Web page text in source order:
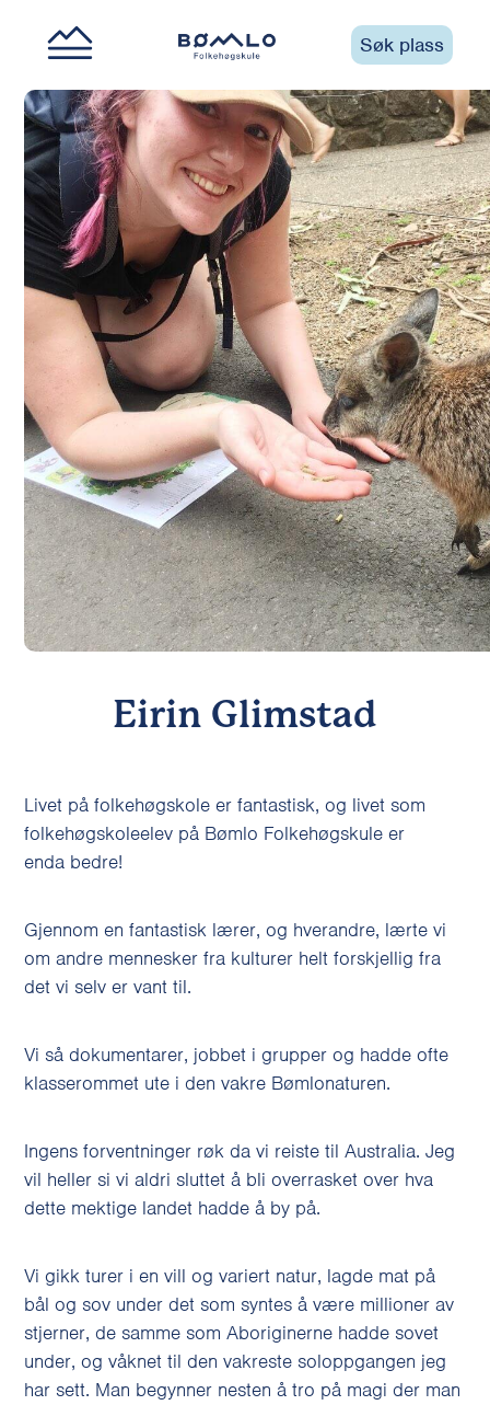
Søk plass
Eirin Glimstad
Livet på folkehøgskole er fantastisk, og livet som
folkehøgskoleelev på Bømlo Folkehøgskule er
enda bedre!
Gjennom en fantastisk lærer, og hverandre, lærte vi
om andre mennesker fra kulturer helt forskjellig fra
det vi selv er vant til.
Vi så dokumentarer, jobbet i grupper og hadde ofte
klasserommet ute i den vakre Bømlonaturen.
Ingens forventninger røk da vi reiste til Australia. Jeg
vil heller si vi aldri sluttet å bli overrasket over hva
dette mektige landet hadde å by på.
Vi gikk turer i en vill og variert natur, lagde mat på
bål og sov under det som syntes å være millioner av
stjerner, de samme som Aboriginerne hadde sovet
under, og våknet til den vakreste soloppgangen jeg
har sett. Man begynner nesten å tro på magi der man